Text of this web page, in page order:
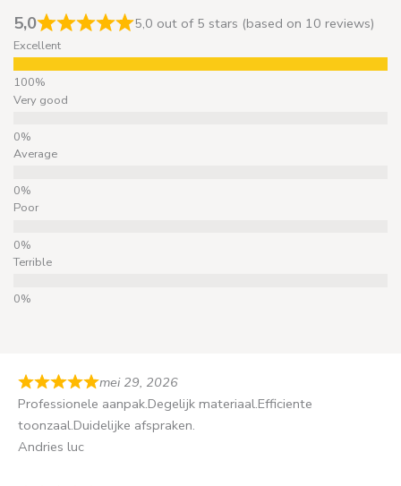
5,0 5,0 out of 5 stars (based on 10 reviews)
Excellent
Very good
Average
Poor
Terrible
mei 29, 2026
Professionele aanpak.Degelijk materiaal.Efficiente
toonzaal.Duidelijke afspraken.
Andries luc